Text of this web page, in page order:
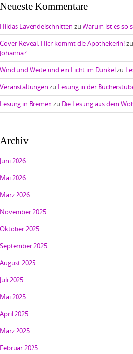
Neueste Kommentare
Hildas Lavendelschnitten zu Warum ist es so
Cover-Reveal: Hier kommt die Apothekerin!zu
Johanna?
Wind und Weite und ein Licht im Dunkelzu
Veranstaltungen zu Lesung in der
Lesung in Bremen zu Die Lesung aus dem
Archiv
Juni 2026
Mai 2026
März 2026
November 2025
Oktober 2025
September 2025
August 2025
Juli 2025
Mai 2025
April 2025
März 2025
Februar 2025